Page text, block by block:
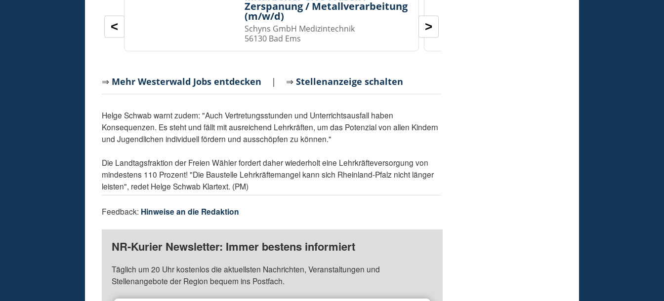
Zerspanung / Metallverarbeitung
(m/w/d)
Schyns GmbH Medizintechnik
56130 Bad Ems
< >
⇒ Mehr Westerwald Jobs entdecken | ⇒Stellenanzeige schalten
Helge Schwab warnt zudem: "Auch Vertretungsstunden und Unterrichtsausfall haben
Konsequenzen. Es steht und fällt mit ausreichend Lehrkräften, um das Potenzial von allen Kindern
und Jugendlichen individuell fördern und ausschöpfen zu können."
Die Landtagsfraktion der Freien Wähler fordert daher wiederholt eine Lehrkräfteversorgung von
mindestens 110 Prozent! "Die Baustelle Lehrkräftemangel kann sich Rheinland-Pfalz nicht länger
leisten", redet Helge Schwab Klartext. (PM)
Feedback: Hinweise an die Redaktion
NR-Kurier Newsletter: Immer bestens informiert
Täglich um 20 Uhr kostenlos die aktuellsten Nachrichten, Veranstaltungen und
Stellenangebote der Region bequem ins Postfach.